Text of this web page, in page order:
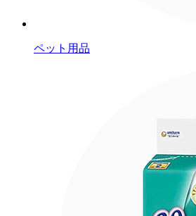
ペット用品